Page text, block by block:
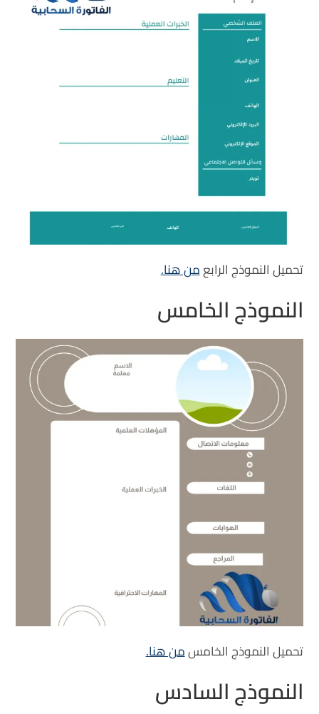
تحميل النموذج الرابعمن هنا.
النموذج الخامس
تحميل النموذج الخامسمن هنا.
النموذج السادس